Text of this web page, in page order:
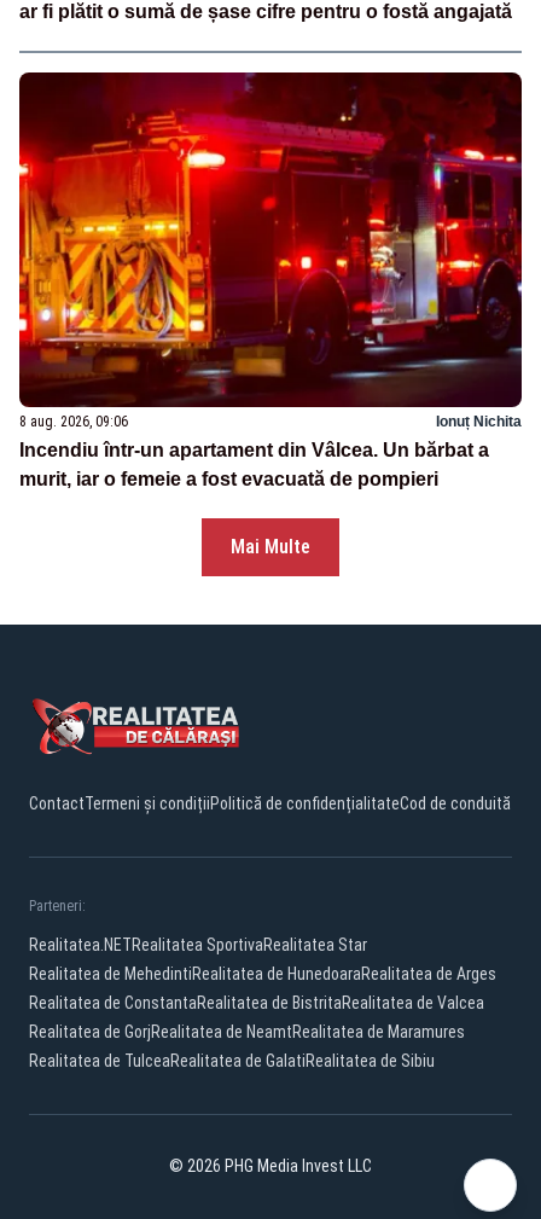
ar fi plătit o sumă de șase cifre pentru o fostă angajată
8 aug. 2026, 09:06 Ionuț Nichita
Incendiu într-un apartament din Vâlcea. Un bărbat a
murit, iar o femeie a fost evacuată de pompieri
Mai Multe
ContactTermeni și condițiiPolitică de confidențialitateCod de conduită
Parteneri:
Realitatea.NETRealitatea SportivaRealitatea Star
Realitatea de MehedintiRealitatea de HunedoaraRealitatea de Arges
Realitatea de ConstantaRealitatea de BistritaRealitatea de Valcea
Realitatea de GorjRealitatea de NeamtRealitatea de Maramures
Realitatea de TulceaRealitatea de GalatiRealitatea de Sibiu
© 2026 PHG Media Invest LLC